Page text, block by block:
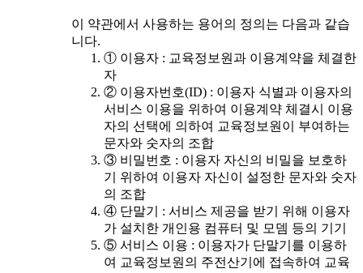
이 약관에서 사용하는 용어의 정의는 다음과 같습
니다.
① 이용자 : 교육정보원과 이용계약을 체결한
자
② 이용자번호(ID) : 이용자 식별과 이용자의
서비스 이용을 위하여 이용계약 체결시 이용
자의 선택에 의하여 교육정보원이 부여하는
문자와 숫자의 조합
③ 비밀번호 : 이용자 자신의 비밀을 보호하
기 위하여 이용자 자신이 설정한 문자와 숫자
의 조합
④ 단말기 : 서비스 제공을 받기 위해 이용자
가 설치한 개인용 컴퓨터 및 모뎀 등의 기기
⑤ 서비스 이용 : 이용자가 단말기를 이용하
여 교육정보원의 주전산기에 접속하여 교육